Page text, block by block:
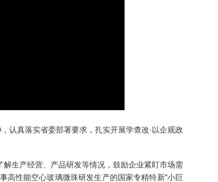
真落实省委部署要求，扎实开展学查改·以企观政
生产经营、产品研发等情况，鼓励企业紧盯市场需
高性能空心玻璃微珠研发生产的国家专精特新“小巨